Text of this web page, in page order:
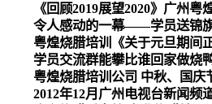
令人感动的一幕——学员送锦
粤煌烧腊培训《关于元旦期间
学员交流群能攀比谁回家做烧
粤煌烧腊培训公司 中秋、国庆
2012年12月广州电视台新闻频